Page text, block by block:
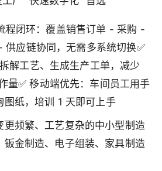
程闭环：覆盖销售订单 - 采购 -
应链协同，无需多系统切换✅
解工艺、生成生产工单，减少
量✅ 移动端优先：车间员工用手
图纸，培训 1 天即可上手
更频繁、工艺复杂的中小型制造
钣金制造、电子组装、家具制造